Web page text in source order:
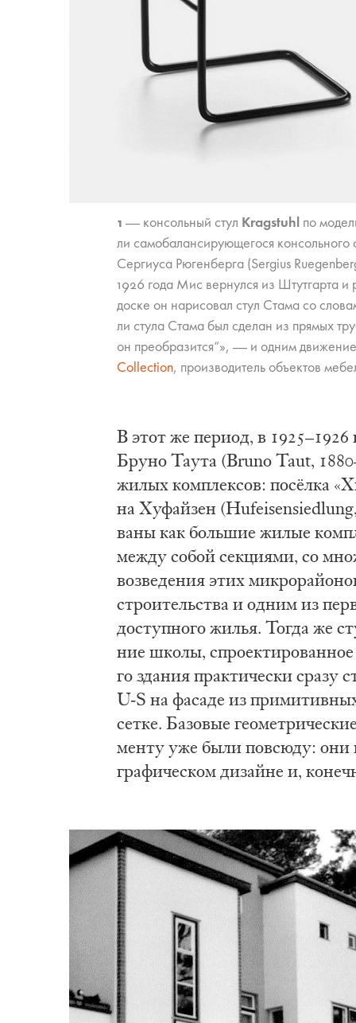
1 — кон­соль­ный сту­л Kragstuhlпо
ли са­мо­ба­лан­си­ру­ю­ще­го­ся кон­соль­но­го
Сер­ги­у­са Рю­ген­бер­га (Sergius
1926 го­да Мис вер­нул­ся из Штут­гар­та и
дос­ке он на­ри­со­вал стул Ст­ама со
ли сту­ла Ста­ма был сде­лан из пря­мых
он пре­об­ра­зит­ся“», — и од­ним
Collection, про­из­во­ди­те­ль объ­ек­тов
В этот же пе­ри­од, в
Бру­но Та­у­та (Bruno Taut,
жи­лых ком­плек­сов: посёл­ка
на Ху­фай­зен
ва­ны как боль­шие жи­лые
меж­ду со­бой сек­ци­я­ми, со
воз­ве­де­ния этих
стро­и­тель­ства и од­ним из
до­ступ­но­го жи­лья. То­гда же
ние шко­лы,
го зда­ния прак­ти­че­ски сра­зу
U-S на фа­са­де из
сет­ке. Ба­зо­вые
мен­ту уже бы­ли по­всю­ду: они
гра­фи­че­ском ди­зай­не и,